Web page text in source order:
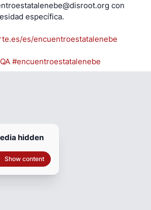
con
específica.
es/encuentroestatalenebe
#encuentroestatalenebe
hidden
Show content